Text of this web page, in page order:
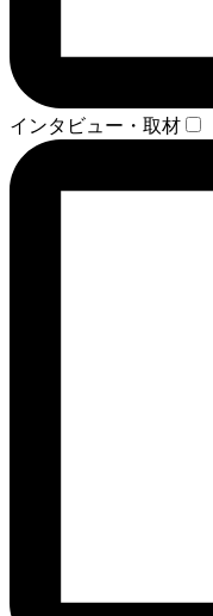
インタビュー・取材